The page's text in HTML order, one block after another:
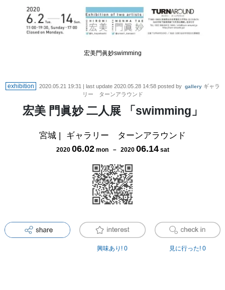
宏美門眞妙swimming
exhibition 2020.05.21 19:31 | last update 2020.05.28 14:58posted by gallery ギャラ
リー ターンアラウンド
宏美 門眞妙 二人展 「swimming」
宮城 | ギャラリー ターンアラウンド
2020 06.02 mon－ 2020 06.14 sat
興味あり! 0 見に行った! 0